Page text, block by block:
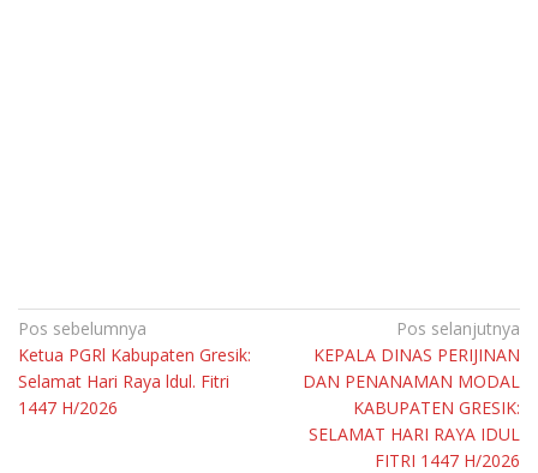
Navigasi
pos
Pos sebelumnya
Ketua PGRl Kabupaten Gresik:
Selamat Hari Raya ldul. Fitri
1447 H/2026
Pos selanjutnya
KEPALA DINAS PERIJINAN
DAN PENANAMAN MODAL
KABUPATEN GRESIK:
SELAMAT HARI RAYA IDUL
FITRI 1447 H/2026